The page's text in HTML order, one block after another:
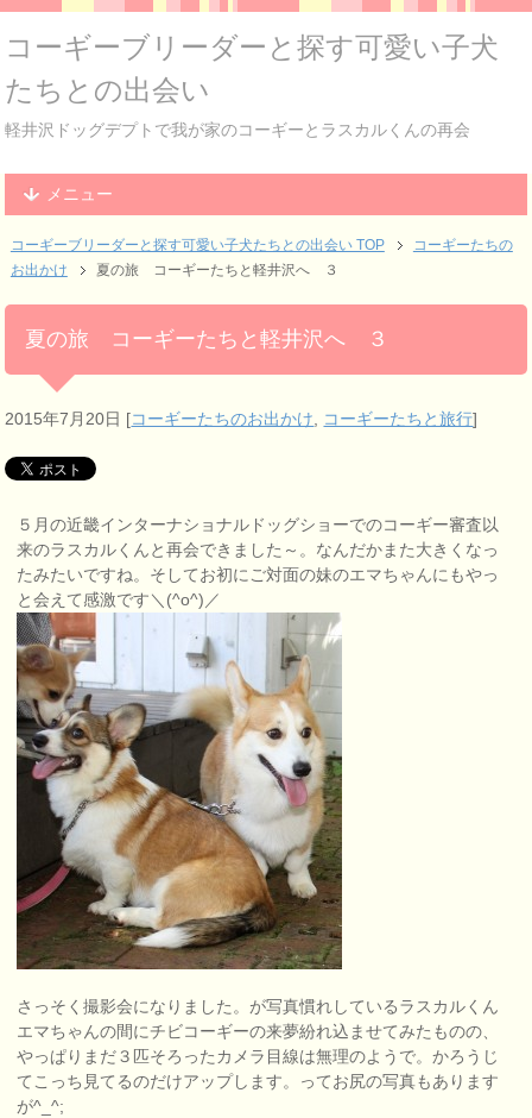
コーギーブリーダーと探す可愛い子犬
たちとの出会い
軽井沢ドッグデプトで我が家のコーギーとラスカルくんの再会
メニュー
コーギーブリーダーと探す可愛い子犬たちとの出会い TOP
コーギーたちの
お出かけ
夏の旅 コーギーたちと軽井沢へ ３
夏の旅 コーギーたちと軽井沢へ ３
2015年7月20日 [コーギーたちのお出かけ, コーギーたちと旅行]
５月の近畿インターナショナルドッグショーでのコーギー審査以
来のラスカルくんと再会できました～。なんだかまた大きくなっ
たみたいですね。そしてお初にご対面の妹のエマちゃんにもやっ
と会えて感激です＼(^o^)／
さっそく撮影会になりました。が写真慣れしているラスカルくん
エマちゃんの間にチビコーギーの来夢紛れ込ませてみたものの、
やっぱりまだ３匹そろったカメラ目線は無理のようで。かろうじ
てこっち見てるのだけアップします。ってお尻の写真もあります
が^_^;